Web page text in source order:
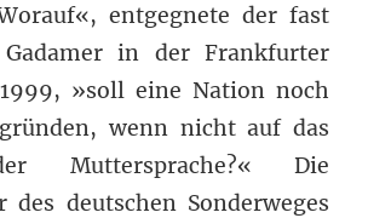
entgegnete der fast
in der Frankfurter
»soll eine Nation noch
wenn nicht auf das
Muttersprache?« Die
des deutschen Sonderweges